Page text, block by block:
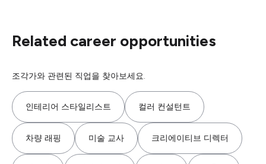
Related career opportunities
조각가와 관련된 직업을 찾아보세요.
인테리어 스타일리스트 컬러 컨설턴트
차량 래핑 미술 교사 크리에이티브 디렉터